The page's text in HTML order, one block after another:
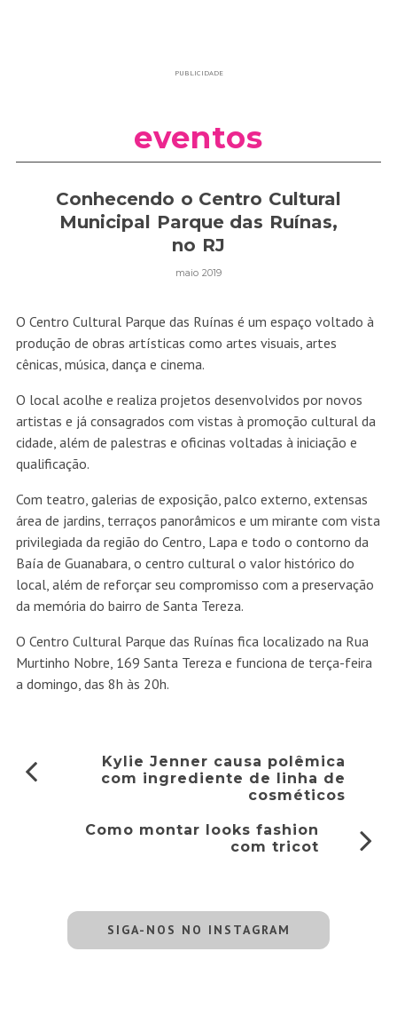
PUBLICIDADE
eventos
Conhecendo o Centro Cultural
Municipal Parque das Ruínas,
no RJ
maio 2019
O Centro Cultural Parque das Ruínas é um espaço voltado à
produção de obras artísticas como artes visuais, artes
cênicas, música, dança e cinema.
O local acolhe e realiza projetos desenvolvidos por novos
artistas e já consagrados com vistas à promoção cultural da
cidade, além de palestras e oficinas voltadas à iniciação e
qualificação.
Com teatro, galerias de exposição, palco externo, extensas
área de jardins, terraços panorâmicos e um mirante com vista
privilegiada da região do Centro, Lapa e todo o contorno da
Baía de Guanabara, o centro cultural o valor histórico do
local, além de reforçar seu compromisso com a preservação
da memória do bairro de Santa Tereza.
O Centro Cultural Parque das Ruínas fica localizado na Rua
Murtinho Nobre, 169 Santa Tereza e funciona de terça-feira
a domingo, das 8h às 20h.
Kylie Jenner causa polêmica
com ingrediente de linha de
cosméticos
Como montar looks fashion
com tricot
SIGA-NOS NO INSTAGRAM